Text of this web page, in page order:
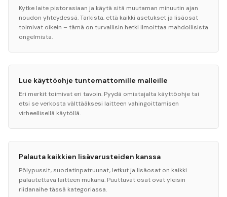
Kytke laite pistorasiaan ja käytä sitä muutaman minuutin ajan
noudon yhteydessä. Tarkista, että kaikki asetukset ja lisäosat
toimivat oikein – tämä on turvallisin hetki ilmoittaa mahdollisista
ongelmista.
Lue käyttöohje tuntemattomille malleille
Eri merkit toimivat eri tavoin. Pyydä omistajalta käyttöohje tai
etsi se verkosta välttääksesi laitteen vahingoittamisen
virheellisellä käytöllä.
Palauta kaikkien lisävarusteiden kanssa
Pölypussit, suodatinpatruunat, letkut ja lisäosat on kaikki
palautettava laitteen mukana. Puuttuvat osat ovat yleisin
riidanaihe tässä kategoriassa.